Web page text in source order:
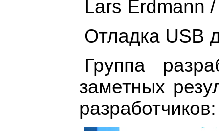
Lars Erdmann
Отладка USB
Группа
заметных